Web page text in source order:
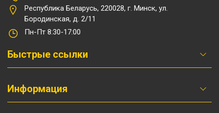
Республика Беларусь, 220028, г. Минск, ул.
Бородинская, д. 2/11
Пн-Пт 8:30-17:00
Быстрые ссылки
Информация